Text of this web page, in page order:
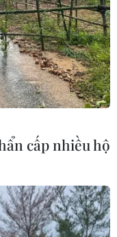
cấp nhiều hộ